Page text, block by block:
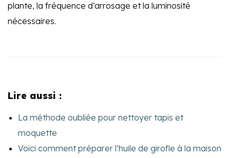
plante, la fréquence d’arrosage et la luminosité
nécessaires.
Lire aussi :
La méthode oubliée pour nettoyer tapis et
moquette
Voici comment préparer l’huile de girofle à la maison